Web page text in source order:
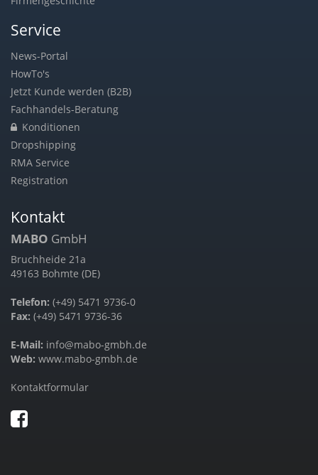
Service
News-Portal
HowTo's
Jetzt Kunde werden (B2B)
Fachhandels-Beratung
Konditionen
Dropshipping
RMA Service
Registration
Kontakt
MABO GmbH
Bruchheide 21a
49163 Bohmte (DE)
Telefon: (+49) 5471 9736-0
Fax: (+49) 5471 9736-36
E-Mail: info@mabo-gmbh.de
Web: www.mabo-gmbh.de
Kontaktformular